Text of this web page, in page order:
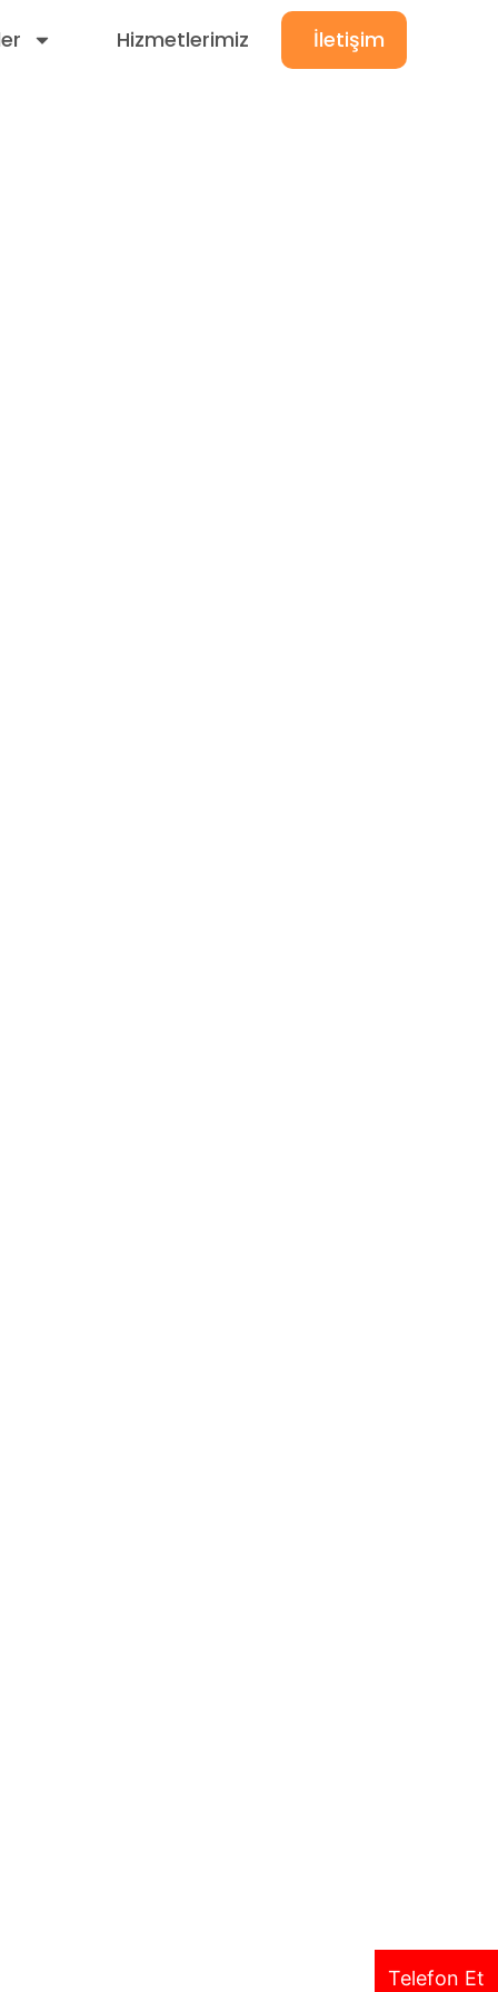
Telefon Et
Hizmetlerimiz İletişim